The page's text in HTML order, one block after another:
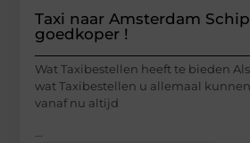
Taxi naar Amsterdam
goedkoper !
Wat Taxibestellen heeft te bieden
wat Taxibestellen u allemaal
vanaf nu altijd